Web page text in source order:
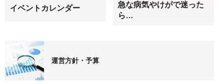
イベントカレンダー
急な病気やけがで迷った
ら…
運営方針・予算